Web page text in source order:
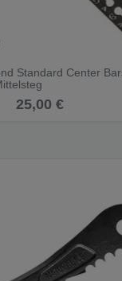
Standard Center
25,00 €